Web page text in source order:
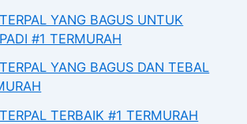
YANG BAGUS UNTUK
#1 TERMURAH
YANG BAGUS DAN TEBAL
TERBAIK #1 TERMURAH